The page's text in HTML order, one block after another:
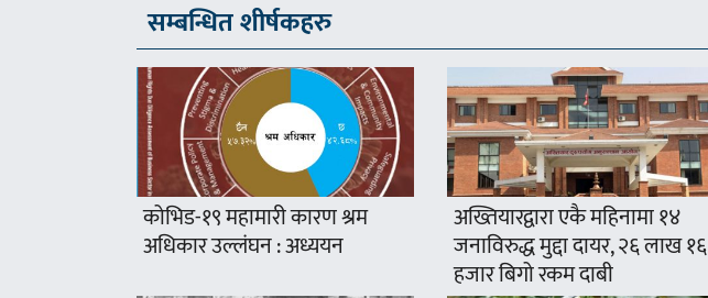
सम्बन्धित शीर्षकहरु
कोभिड-१९ महामारी कारण श्रम
अधिकार उल्लंघन : अध्ययन
अख्तियारद्वारा एकै महिनामा १४
जनाविरुद्ध मुद्दा दायर, २६ लाख १६
हजार बिगो रकम दाबी